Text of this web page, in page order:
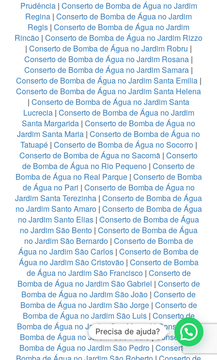
Prudência| Conserto de Bomba de Água no Jardim
Regina | Conserto de Bomba de Água no Jardim
Regis | Conserto de Bomba de Água no Jardim
Rincão | Conserto de Bomba de Água no Jardim Rizzo
| Conserto de Bomba de Água no Jardim Robru |
Conserto de Bomba de Água no Jardim Rosana |
Conserto de Bomba de Água no Jardim Samara |
Conserto de Bomba de Água no Jardim Santa Emilia|
Conserto de Bomba de Água no Jardim Santa Helena
| Conserto de Bomba de Água no Jardim Santa
Lucrecia| Conserto de Bomba de Água no Jardim
Santa Margarida | Conserto de Bomba de Água no
Jardim Santa Maria | Conserto de Bomba de Água no
Tatuapé| Conserto de Bomba de Água no Socorro|
Conserto de Bomba de Água no Sacomã | Conserto
de Bomba de Água no Rio Pequeno | Conserto de
Bomba de Água no Real Parque| Conserto de Bomba
de Água no Pari | Conserto de Bomba de Água no
Jardim Santa Terezinha | Conserto de Bomba de Água
no Jardim Santo Amaro| Conserto de Bomba de Água
no Jardim Santo Elias | Conserto de Bomba de Água
no Jardim São Bento| Conserto de Bomba de Água
no Jardim São Bernardo| Conserto de Bomba de
Água no Jardim São Carlos | Conserto de Bomba de
Água no Jardim São Cristovão| Conserto de Bomba
de Água no Jardim São Francisco| Conserto de
Bomba de Água no Jardim São Gabriel | Conserto de
Bomba de Água no Jardim São João | Conserto de
Bomba de Água no Jardim São Jorge| Conserto de
Bomba de Água no Jardim São Luis| Conserto de
Bomba de Água no Jardim São Manoel|Conserto de
Bomba de Água no Jardim São Paulo|Conserto de
Bomba de Água no Jardim São Pedro | Conserto de
Precisa de ajuda?